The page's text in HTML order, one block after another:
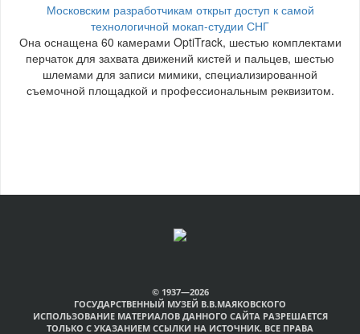
Московским разработчикам открыт доступ к самой
технологичной мокап-студии СНГ
Она оснащена 60 камерами OptiTrack, шестью комплектами
перчаток для захвата движений кистей и пальцев, шестью
шлемами для записи мимики, специализированной
съемочной площадкой и профессиональным реквизитом.
© 1937—2026
ГОСУДАРСТВЕННЫЙ МУЗЕЙ В.В.МАЯКОВСКОГО
ИСПОЛЬЗОВАНИЕ МАТЕРИАЛОВ ДАННОГО САЙТА РАЗРЕШАЕТСЯ
ТОЛЬКО С УКАЗАНИЕМ ССЫЛКИ НА ИСТОЧНИК. ВСЕ ПРАВА